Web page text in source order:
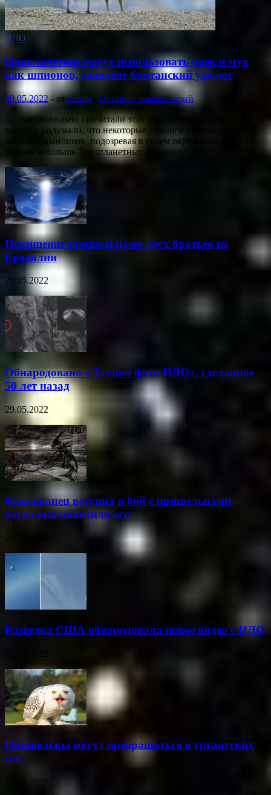
НЛО
Инопланетяне могут использовать чаек и мух
как шпионов, заявляет британский уфолог
29.05.2022-отadmin
Оставьте комментарий
Да, вы правильно прочитали этот заголовок и да, скорее всего
вы тоже подумали, что некоторые уфологи превращаются в
психов-параноиков, подозревая в своем окружении все
больше и больше "инопланетных шпионов". Но, …
Похищение пришельцами двух братьев из
Бразилии
29.05.2022
Обнародовано «Лучшее фото НЛО», сделанное
50 лет назад
29.05.2022
Мексиканец вступил в бой с пришельцами,
когда они похитили его
Разведка США обнародовала новое видео с НЛО
Пришельцы могут превращаться в гигантских
сов
29.05.2022